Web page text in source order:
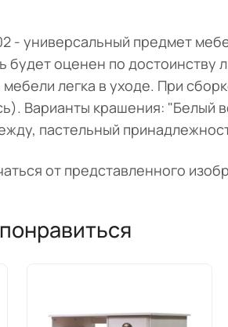
- универсальный предмет
будет оценен по достоинству
легка в уходе. При
Варианты крашения: "Белый
пастельный
от представленного